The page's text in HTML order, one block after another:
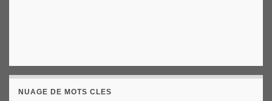
NUAGE DE MOTS CLES